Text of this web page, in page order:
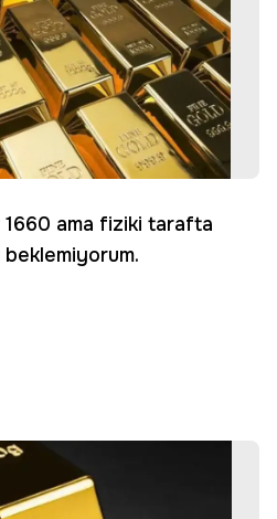
ama fiziki tarafta